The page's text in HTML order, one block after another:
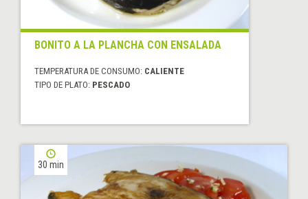
BONITO A LA PLANCHA CON ENSALADA
TEMPERATURA DE CONSUMO: CALIENTE
TIPO DE PLATO: PESCADO
30 min